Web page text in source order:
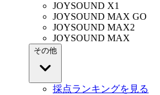
JOYSOUND X1
JOYSOUND MAX GO
JOYSOUND MAX2
JOYSOUND MAX
その他
採点ランキングを見る